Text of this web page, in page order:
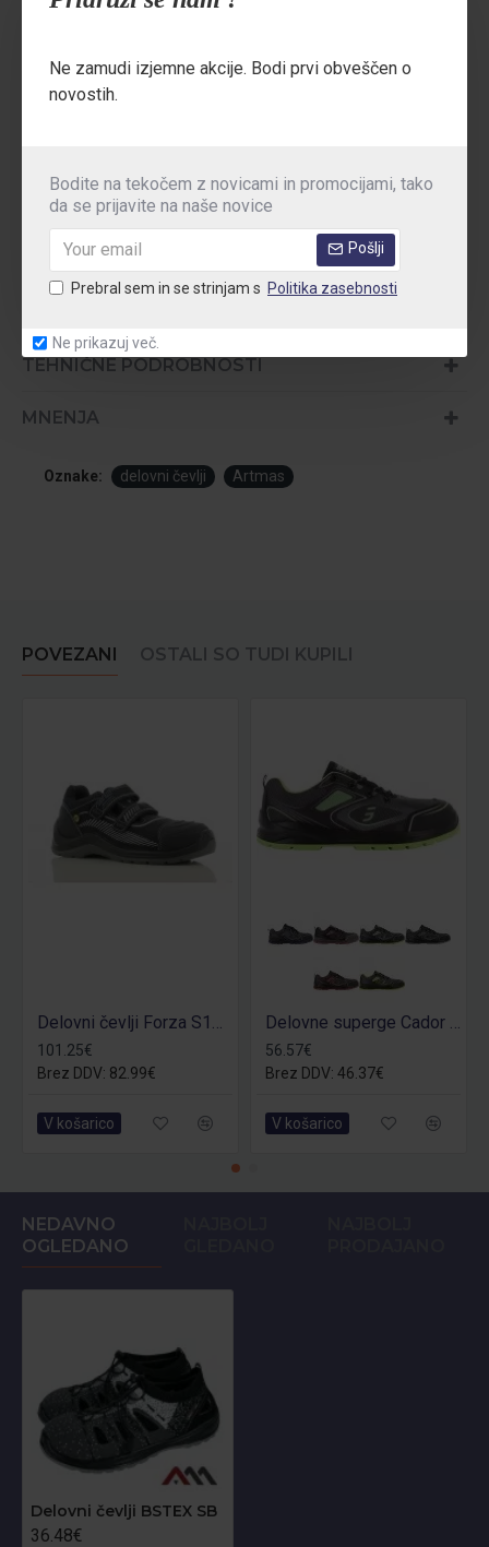
Ne zamudi izjemne akcije. Bodi prvi obveščen o
novostih.
Bodite na tekočem z novicami in promocijami, tako
da se prijavite na naše novice
Pošlji
Prebral sem in se strinjam s Politika zasebnosti
Ne prikazuj več.
Zapenjanje zelastično vrvico in zategovalcem
UDOBJE IN OJAČITVE:
Standardi:EN ISO 20345:2011 | SB FO SRA | CE Kategorija II
Področja uporabe:Delo v notranjih prostorih, skladišča,
montaža, suha in topla industrijska okolja
TEHNIČNE PODROBNOSTI
MNENJA
Oznake: delovni čevlji Artmas
POVEZANI OSTALI SO TUDI KUPILI
Delovni čevlji Forza S1P - št.46
101.25€
Brez DDV: 82.99€
V košarico
Delovne superge Cador S1P
56.57€
Brez DDV: 46.37€
V košarico
NEDAVNO
OGLEDANO
Delovni čevlji BSTEX SB
36.48€